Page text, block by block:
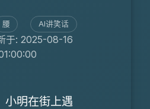
腰 AI讲笑话
于: 2025-08-16
小明在街上遇